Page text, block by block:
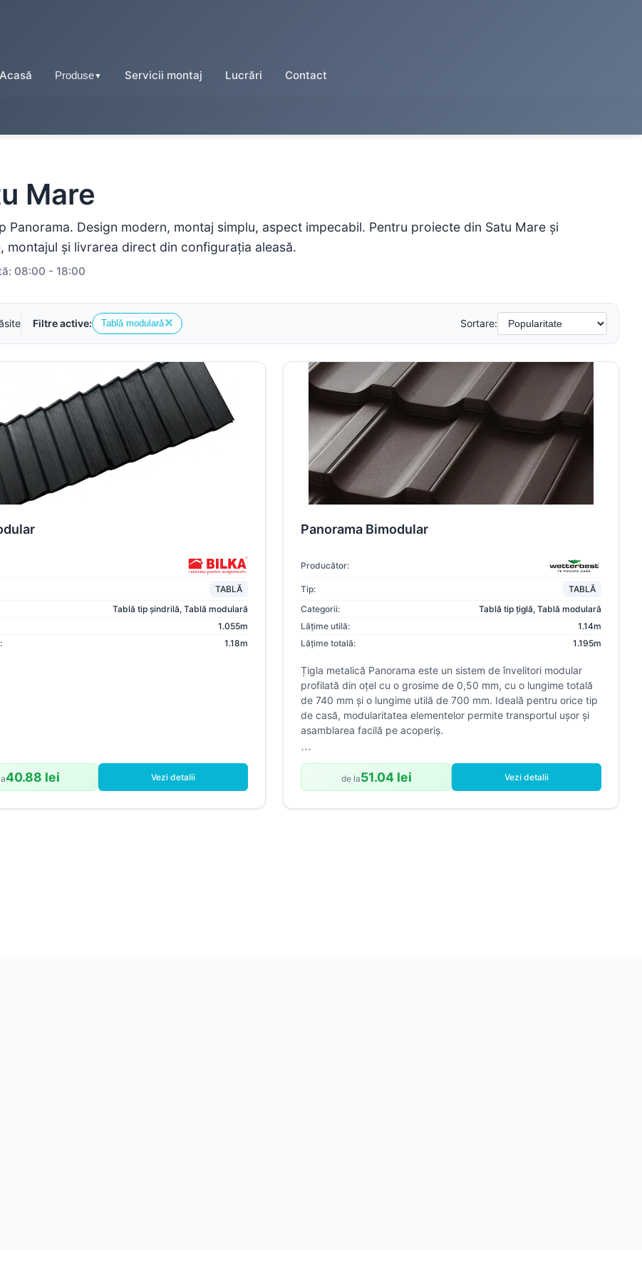
Acasă Produse▼
Tablă cutată
Tablă fălțuită
Tablă prefălțuită click
Sageac
Tablă fațadă
Tablă modulară
Tablă industrială
Accesorii din tablă
Servicii montaj Lucrări Contact
Mare
Design modern, montaj simplu, aspect impecabil. Pentru proiecte din Satu Mare și
și livrarea direct din configurația aleasă.
08:00 - 18:00
Filtre active: Tablă modulară✕ Sortare:
TABLĂ
Tablă tip șindrilă, Tablă modulară
1.055m
1.18m
40.88 lei Vezi detalii
Panorama Bimodular
Producător:
Tip:
TABLĂ
Categorii:
Tablă tip țiglă, Tablă modulară
Lățime utilă:
1.14m
Lățime totală:
1.195m
Țigla metalică Panorama este un sistem de învelitori modular
profilată din oțel cu o grosime de 0,50 mm, cu o lungime totală
de 740 mm și o lungime utilă de 700 mm. Ideală pentru orice tip
de casă, modularitatea elementelor permite transportul ușor și
asamblarea facilă pe acoperiș.
...
de la51.04 lei Vezi detalii